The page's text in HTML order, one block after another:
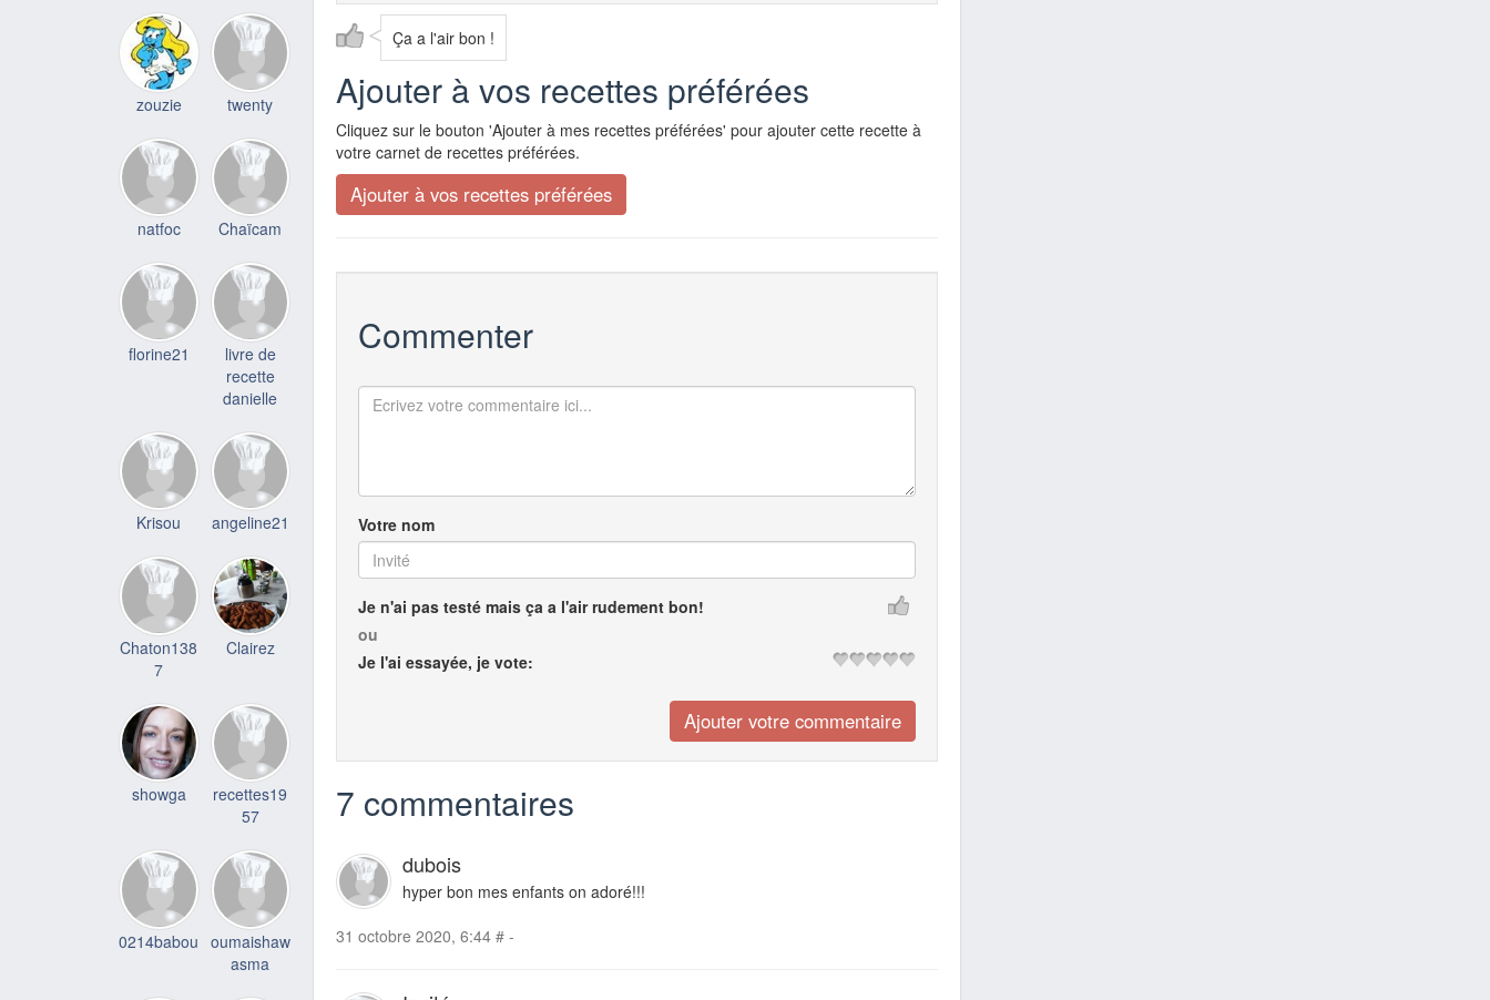
Ça a l'air bon !
Ajouter à vos recettes préférées
Cliquez sur le bouton 'Ajouter à mes recettes préférées' pour ajouter cette recette à
votre carnet de recettes préférées.
Commenter
Votre nom
Je n'ai pas testé mais ça a l'air rudement bon!
ou
Je l'ai essayée, je vote:
7 commentaires
dubois
hyper bon mes enfants on adoré!!!
31 octobre 2020, 6:44 # -
zouzie twenty
natfoc Chaïcam
florine21
livre de
recette
danielle
Krisou angeline21
Chaton138
7
Clairez
showga
recettes19
57
0214babou oumaishaw
asma